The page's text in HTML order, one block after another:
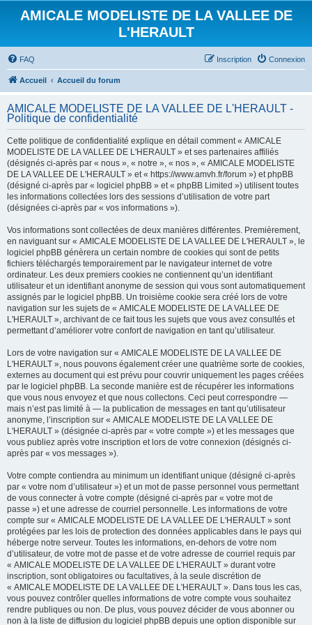
AMICALE MODELISTE DE LA VALLEE DE
L'HERAULT
FAQ Connexion
Inscription
Accueil Accueil du forum
AMICALE MODELISTE DE LA VALLEE DE L'HERAULT -
Politique de confidentialité
Cette politique de confidentialité explique en détail comment « AMICALE
MODELISTE DE LA VALLEE DE L'HERAULT » et ses partenaires affiliés
(désignés ci-après par « nous », « notre », « nos », « AMICALE MODELISTE
DE LA VALLEE DE L'HERAULT » et « https://www.amvh.fr/forum ») et phpBB
(désigné ci-après par « logiciel phpBB » et « phpBB Limited ») utilisent toutes
les informations collectées lors des sessions d’utilisation de votre part
(désignées ci-après par « vos informations »).
Vos informations sont collectées de deux manières différentes. Premièrement,
en naviguant sur « AMICALE MODELISTE DE LA VALLEE DE L'HERAULT », le
logiciel phpBB génèrera un certain nombre de cookies qui sont de petits
fichiers téléchargés temporairement par le navigateur internet de votre
ordinateur. Les deux premiers cookies ne contiennent qu’un identifiant
utilisateur et un identifiant anonyme de session qui vous sont automatiquement
assignés par le logiciel phpBB. Un troisième cookie sera créé lors de votre
navigation sur les sujets de « AMICALE MODELISTE DE LA VALLEE DE
L'HERAULT », archivant de ce fait tous les sujets que vous avez consultés et
permettant d’améliorer votre confort de navigation en tant qu’utilisateur.
Lors de votre navigation sur « AMICALE MODELISTE DE LA VALLEE DE
L'HERAULT », nous pouvons également créer une quatrième sorte de cookies,
externes au document qui est prévu pour couvrir uniquement les pages créées
par le logiciel phpBB. La seconde manière est de récupérer les informations
que vous nous envoyez et que nous collectons. Ceci peut correspondre —
mais n’est pas limité à — la publication de messages en tant qu’utilisateur
anonyme, l’inscription sur « AMICALE MODELISTE DE LA VALLEE DE
L'HERAULT » (désignée ci-après par « votre compte ») et les messages que
vous publiez après votre inscription et lors de votre connexion (désignés ci-
après par « vos messages »).
Votre compte contiendra au minimum un identifiant unique (désigné ci-après
par « votre nom d’utilisateur ») et un mot de passe personnel vous permettant
de vous connecter à votre compte (désigné ci-après par « votre mot de
passe ») et une adresse de courriel personnelle. Les informations de votre
compte sur « AMICALE MODELISTE DE LA VALLEE DE L'HERAULT » sont
protégées par les lois de protection des données applicables dans le pays qui
héberge notre serveur. Toutes les informations, en-dehors de votre nom
d’utilisateur, de votre mot de passe et de votre adresse de courriel requis par
« AMICALE MODELISTE DE LA VALLEE DE L'HERAULT » durant votre
inscription, sont obligatoires ou facultatives, à la seule discrétion de
« AMICALE MODELISTE DE LA VALLEE DE L'HERAULT ». Dans tous les cas,
vous pouvez contrôler quelles informations de votre compte vous souhaitez
rendre publiques ou non. De plus, vous pouvez décider de vous abonner ou
non à la liste de diffusion du logiciel phpBB depuis une option disponible sur